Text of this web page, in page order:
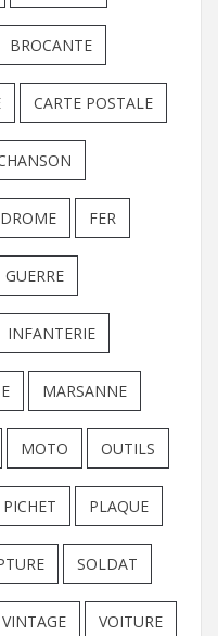
BROCANTE
CARTE POSTALE
DROME FER
GUERRE
INFANTERIE
MARSANNE
MOTO OUTILS
PICHET PLAQUE
SOLDAT
VINTAGE VOITURE